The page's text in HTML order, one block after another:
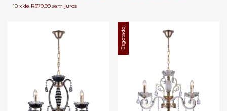
10 x de R$79,99 sem juros
Esgotado